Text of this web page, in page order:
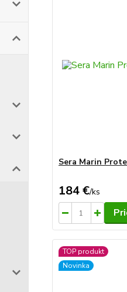
Sera Marin
184 €/ks
TOP produkt
Novinka